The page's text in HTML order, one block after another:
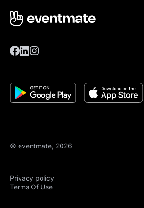
© eventmate, 2026
Privacy policy
Terms Of Use